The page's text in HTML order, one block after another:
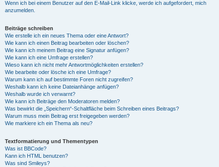
Wenn ich bei einem Benutzer auf den E-Mail-Link klicke, werde ich aufgefordert, mich
anzumelden.
Beiträge schreiben
Wie erstelle ich ein neues Thema oder eine Antwort?
Wie kann ich einen Beitrag bearbeiten oder löschen?
Wie kann ich meinem Beitrag eine Signatur anfügen?
Wie kann ich eine Umfrage erstellen?
Wieso kann ich nicht mehr Antwortmöglichkeiten erstellen?
Wie bearbeite oder lösche ich eine Umfrage?
Warum kann ich auf bestimmte Foren nicht zugreifen?
Weshalb kann ich keine Dateianhänge anfügen?
Weshalb wurde ich verwarnt?
Wie kann ich Beiträge den Moderatoren melden?
Was bewirkt die „Speichern“-Schaltfläche beim Schreiben eines Beitrags?
Warum muss mein Beitrag erst freigegeben werden?
Wie markiere ich ein Thema als neu?
Textformatierung und Thementypen
Was ist BBCode?
Kann ich HTML benutzen?
Was sind Smileys?